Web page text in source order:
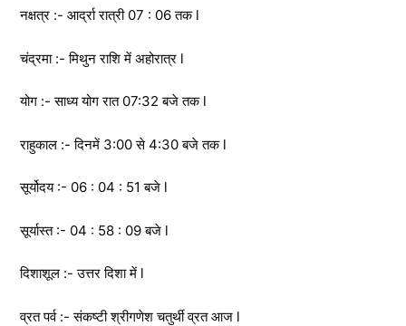
नक्षत्र :- आर्द्रा रात्री 07 : 06 तक l
चंद्रमा :- मिथुन राशि में अहोरात्र l
योग :- साध्य योग रात 07:32 बजे तक l
राहुकाल :- दिनमें 3:00 से 4:30 बजे तक l
सूर्योदय :- 06 : 04 : 51 बजे l
सूर्यास्त :- 04 : 58 : 09 बजे l
दिशाशूल :- उत्तर दिशा में l
व्रत पर्व :- संकष्टी श्रीगणेश चतुर्थी व्रत आज l